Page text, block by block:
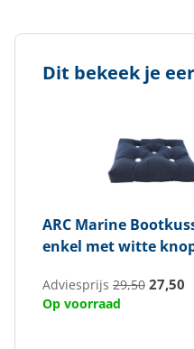
Dit bekeek je
ARC Marine
enkel met witte
Adviesprijs 29,50 27,50
Op voorraad